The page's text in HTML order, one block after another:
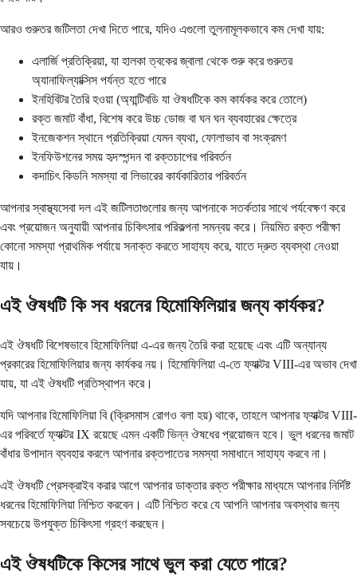
আরও গুরুতর জটিলতা দেখা দিতে পারে, যদিও এগুলো তুলনামূলকভাবে কম দেখা যায়:
এলার্জি প্রতিক্রিয়া, যা হালকা ত্বকের জ্বালা থেকে শুরু করে গুরুতর
অ্যানাফিল্যাক্সিস পর্যন্ত হতে পারে
ইনহিবিটর তৈরি হওয়া (অ্যান্টিবডি যা ঔষধটিকে কম কার্যকর করে তোলে)
রক্ত জমাট বাঁধা, বিশেষ করে উচ্চ ডোজ বা ঘন ঘন ব্যবহারের ক্ষেত্রে
ইনজেকশন স্থানে প্রতিক্রিয়া যেমন ব্যথা, ফোলাভাব বা সংক্রমণ
ইনফিউশনের সময় হৃদস্পন্দন বা রক্তচাপের পরিবর্তন
কদাচিৎ কিডনি সমস্যা বা লিভারের কার্যকারিতার পরিবর্তন
আপনার স্বাস্থ্যসেবা দল এই জটিলতাগুলোর জন্য আপনাকে সতর্কতার সাথে পর্যবেক্ষণ করে
এবং প্রয়োজন অনুযায়ী আপনার চিকিৎসার পরিকল্পনা সমন্বয় করে। নিয়মিত রক্ত পরীক্ষা
কোনো সমস্যা প্রাথমিক পর্যায়ে সনাক্ত করতে সাহায্য করে, যাতে দ্রুত ব্যবস্থা নেওয়া
যায়।
এই ঔষধটি কি সব ধরনের হিমোফিলিয়ার জন্য কার্যকর?
এই ঔষধটি বিশেষভাবে হিমোফিলিয়া এ-এর জন্য তৈরি করা হয়েছে এবং এটি অন্যান্য
প্রকারের হিমোফিলিয়ার জন্য কার্যকর নয়। হিমোফিলিয়া এ-তে ফ্যাক্টর VIII-এর অভাব দেখা
যায়, যা এই ঔষধটি প্রতিস্থাপন করে।
যদি আপনার হিমোফিলিয়া বি (ক্রিসমাস রোগও বলা হয়) থাকে, তাহলে আপনার ফ্যাক্টর VIII-
এর পরিবর্তে ফ্যাক্টর IX রয়েছে এমন একটি ভিন্ন ঔষধের প্রয়োজন হবে। ভুল ধরনের জমাট
বাঁধার উপাদান ব্যবহার করলে আপনার রক্তপাতের সমস্যা সমাধানে সাহায্য করবে না।
এই ঔষধটি প্রেসক্রাইব করার আগে আপনার ডাক্তার রক্ত পরীক্ষার মাধ্যমে আপনার নির্দিষ্ট
ধরনের হিমোফিলিয়া নিশ্চিত করবেন। এটি নিশ্চিত করে যে আপনি আপনার অবস্থার জন্য
সবচেয়ে উপযুক্ত চিকিৎসা গ্রহণ করছেন।
এই ঔষধটিকে কিসের সাথে ভুল করা যেতে পারে?